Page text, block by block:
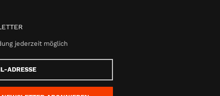
jederzeit möglich